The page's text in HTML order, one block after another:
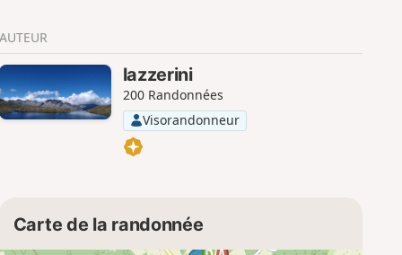
r
AUTEUR
lazzerini
200 Randonnées
Visorandonneur
Carte de la randonnée